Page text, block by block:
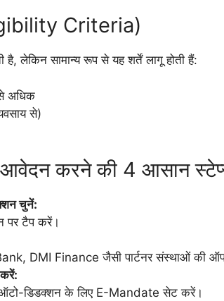
Criteria)
है, लेकिन सामान्य रूप से यह शर्तें लागू होती हैं:
अधिक
से)
करने की 4 आसान
चुनें:
पर टैप करें।
DMI Finance जैसी पार्टनर संस्थाओं की
डिडक्शन के लिए E-Mandate सेट करें।